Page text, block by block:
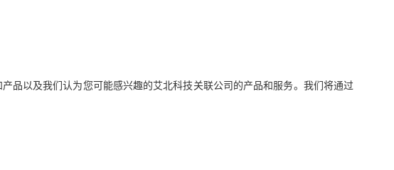
品以及我们认为您可能感兴趣的艾北科技关联公司的产品和服务。我们将通过